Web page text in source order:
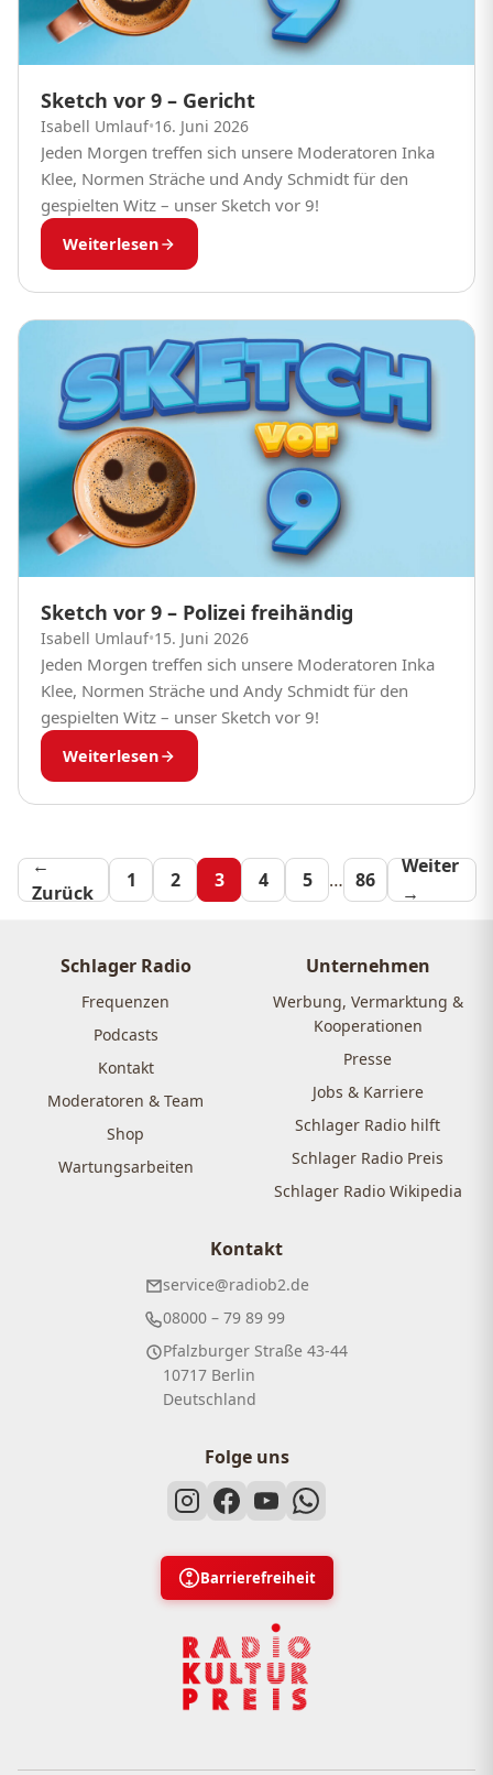
Sketch vor 9 – Gericht
Isabell Umlauf•16. Juni 2026
Jeden Morgen treffen sich unsere Moderatoren Inka
Klee, Normen Sträche und Andy Schmidt für den
gespielten Witz – unser Sketch vor 9!
Weiterlesen
Sketch vor 9 – Polizei freihändig
Isabell Umlauf•15. Juni 2026
Jeden Morgen treffen sich unsere Moderatoren Inka
Klee, Normen Sträche und Andy Schmidt für den
gespielten Witz – unser Sketch vor 9!
Weiterlesen
der
←
Zurück
1 2 3 4 5 … 86
Weiter
→
Schlager Radio
Frequenzen
Podcasts
Kontakt
Moderatoren & Team
Shop
Wartungsarbeiten
Unternehmen
Werbung, Vermarktung &
Kooperationen
Presse
Jobs & Karriere
Schlager Radio hilft
Schlager Radio Preis
Schlager Radio Wikipedia
Kontakt
service@radiob2.de
08000 – 79 89 99
Pfalzburger Straße 43-44
10717 Berlin
Deutschland
Folge uns
Barrierefreiheit